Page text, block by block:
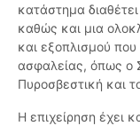
κατάστημα
καθώς και μια
και εξοπλισμού
ασφαλείας, όπως ο
Πυροσβεστική και
Η επιχείρηση έχει